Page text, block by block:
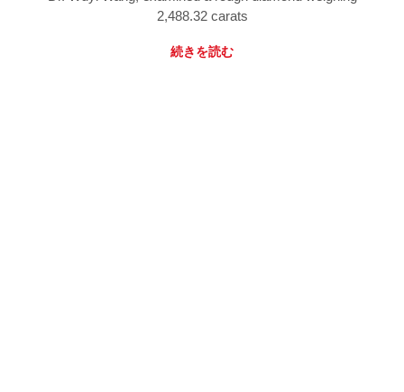
2,488.32 carats
続きを読む